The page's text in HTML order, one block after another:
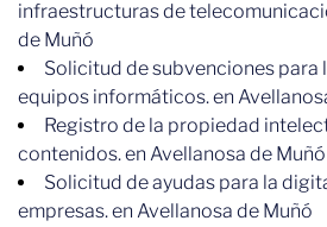
infraestructuras de
de Muñó
Solicitud de subvenciones para
equipos informáticos. en
Registro de la propiedad
contenidos. en Avellanosa de Muñó
Solicitud de ayudas para la
empresas. en Avellanosa de Muñó